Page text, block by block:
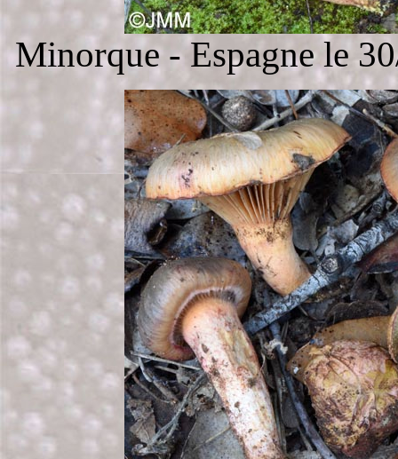
Minorque - Espagne le